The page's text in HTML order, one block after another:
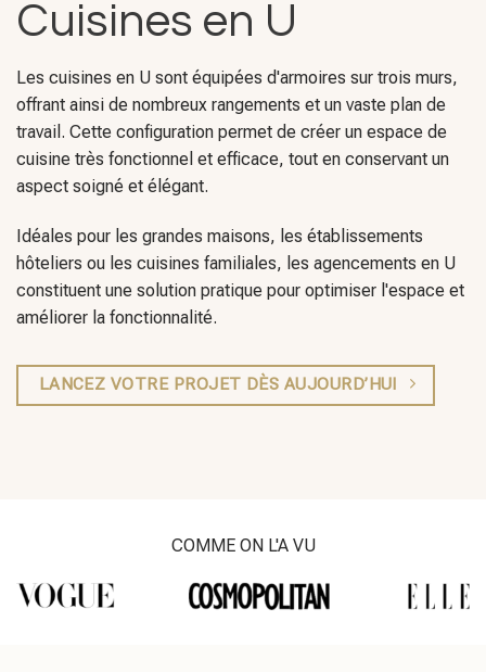
Cuisines en U
Les cuisines en U sont équipées d'armoires sur trois murs,
offrant ainsi de nombreux rangements et un vaste plan de
travail. Cette configuration permet de créer un espace de
cuisine très fonctionnel et efficace, tout en conservant un
aspect soigné et élégant.
Idéales pour les grandes maisons, les établissements
hôteliers ou les cuisines familiales, les agencements en U
constituent une solution pratique pour optimiser l'espace et
améliorer la fonctionnalité.
LANCEZ VOTRE PROJET DÈS AUJOURD’HUI
COMME ON L'A VU